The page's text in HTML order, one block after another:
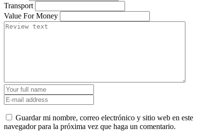
Transport
Value For Money
Guardar mi nombre, correo electrónico y sitio web en este
navegador para la próxima vez que haga un comentario.